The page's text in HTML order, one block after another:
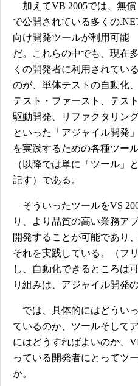
加えてVB 2005では、無償
で公開されている多くの
向け開発ツールが利用可能
だ。これらの中でも、現在多
くの開発者に利用されている
のが、単体テストの自動化、
テスト・ファースト、テスト
駆動開発、リファクタリン
といった「アジャイル開発」
を実践するための各種ツー
（以降では単に「ツール」と
記す）である。
そういったツールをVS
り、より品質の高い業務ア
開発することが可能であり
それを実践している。（フ
し、自動化できるところは
り組みは、アジャイル開発
では、具体的にはどうい
ているのか、ツールそして
にはどうすればよいのか、
っている開発者にとってツ
か。